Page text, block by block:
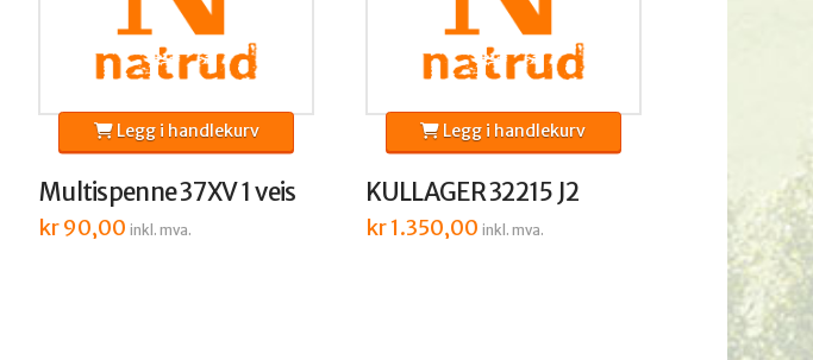
Multispenne 37XV 1 veis
kr90,00 inkl. mva.
Legg i handlekurv
KULLAGER 32215 J2
kr1.350,00 inkl. mva.
Legg i handlekurv